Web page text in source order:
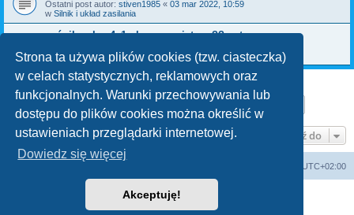
Strona ta używa plików cookies (tzw. ciasteczka)
w celach statystycznych, reklamowych oraz
funkcjonalnych. Warunki przechowywania lub
dostępu do plików cookies można określić w
ustawieniach przeglądarki internetowej.
Dowiedz się więcej
Akceptuję!
Ostatni post autor: stiven1985 « 03 mar 2022, 10:59
w Silnik i układ zasilania
gaźnik solex 4a1 - lewe powietrze ?? auto przgasa
w Silnik i układ zasilania
Znaleziono 211 wyników Strona 1z 9
Przejdź do
UTC+02:00
Technologię dostarczaphpBB® Forum Software © phpBB Limited
Polski pakiet językowy dostarcza